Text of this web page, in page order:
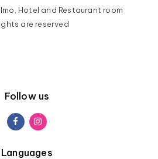
Hotel and Restaurant room
are reserved
Follow us
Languages